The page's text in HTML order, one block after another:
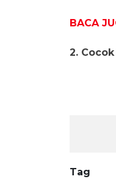
BACA
2.
Tag